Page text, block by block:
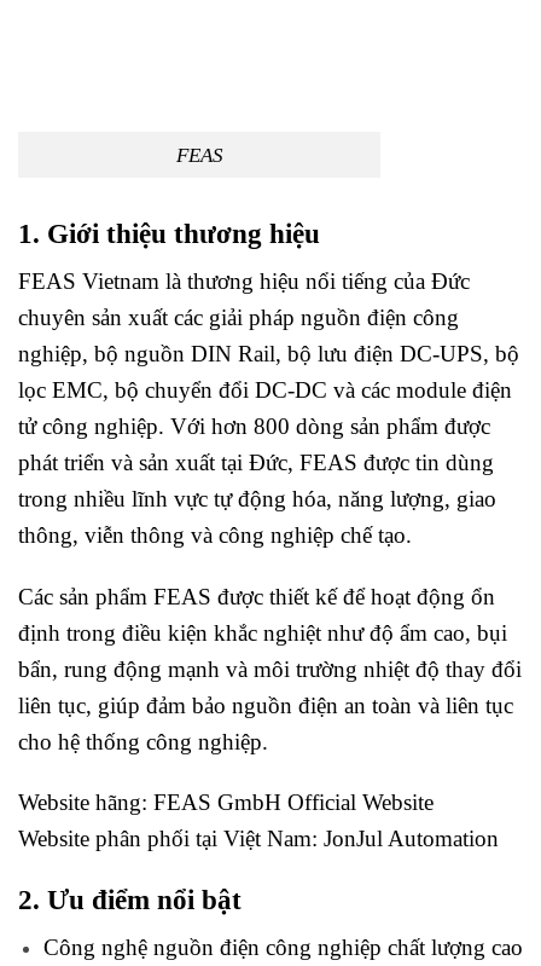
FEAS
1. Giới thiệu thương hiệu
FEAS Vietnam là thương hiệu nổi tiếng của Đức
chuyên sản xuất các giải pháp nguồn điện công
nghiệp, bộ nguồn DIN Rail, bộ lưu điện DC-UPS, bộ
lọc EMC, bộ chuyển đổi DC-DC và các module điện
tử công nghiệp. Với hơn 800 dòng sản phẩm được
phát triển và sản xuất tại Đức, FEAS được tin dùng
trong nhiều lĩnh vực tự động hóa, năng lượng, giao
thông, viễn thông và công nghiệp chế tạo.
Các sản phẩm FEAS được thiết kế để hoạt động ổn
định trong điều kiện khắc nghiệt như độ ẩm cao, bụi
bẩn, rung động mạnh và môi trường nhiệt độ thay đổi
liên tục, giúp đảm bảo nguồn điện an toàn và liên tục
cho hệ thống công nghiệp.
Website hãng: FEAS GmbH Official Website
Website phân phối tại Việt Nam: JonJul Automation
2. Ưu điểm nổi bật
Công nghệ nguồn điện công nghiệp chất lượng cao